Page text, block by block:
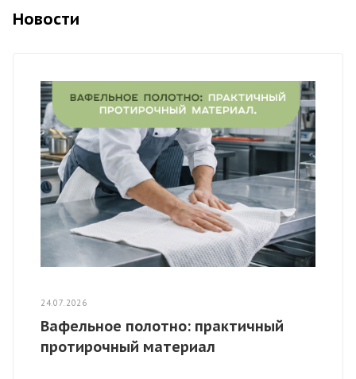
Новости
24.07.2026
Вафельное полотно: практичный
протирочный материал